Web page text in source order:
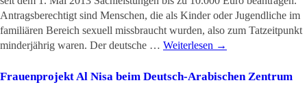
Antragsberechtigt sind Menschen, die als Kinder oder Jugendliche im
familiären Bereich sexuell missbraucht wurden, also zum Tatzeitpunkt
minderjährig waren. Der deutsche … Weiterlesen →
Frauenprojekt Al Nisa beim Deutsch-Arabischen Zentrum